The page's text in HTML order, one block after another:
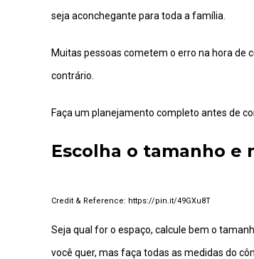
seja aconchegante para toda a família.
Muitas pessoas cometem o erro na hora de
contrário.
Faça um planejamento completo antes de
Escolha o tamanho e
https://pin.it/49GXu8T
Seja qual for o espaço, calcule bem o
você quer, mas faça todas as medidas do